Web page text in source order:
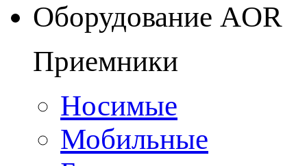
Оборудование AOR
Приемники
Носимые
Мобильные